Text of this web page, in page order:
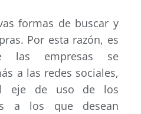
formas de buscar y
Por esta razón, es
las empresas se
a las redes sociales,
eje de uso de los
a los que desean